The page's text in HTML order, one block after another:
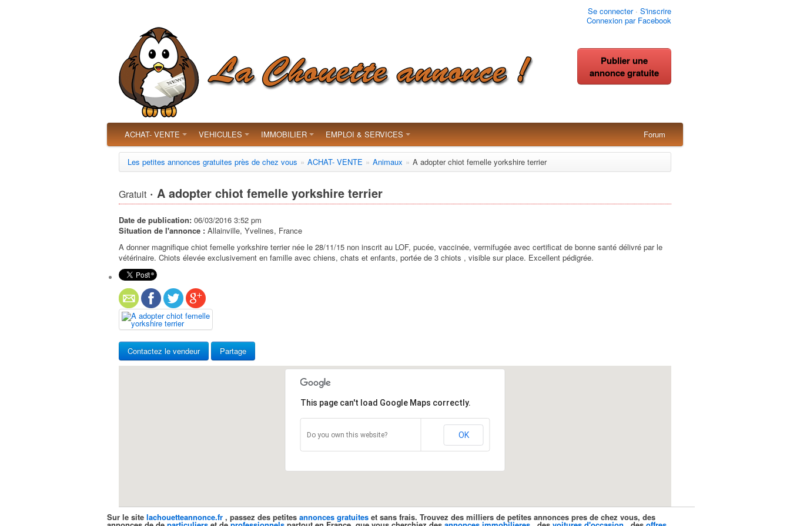
Se connecter· S'inscrire
Connexion par Facebook
Publier une
annonce gratuite
ACHAT- VENTE VEHICULES IMMOBILIER EMPLOI & SERVICES Forum
Les petites annonces gratuites près de chez vous » ACHAT- VENTE » Animaux » A adopter chiot femelle yorkshire terrier
Gratuit · A adopter chiot femelle yorkshire terrier
Date de publication: 06/03/2016 3:52 pm
Situation de l'annonce : Allainville, Yvelines, France
A donner magnifique chiot femelle yorkshire terrier née le 28/11/15 non inscrit au LOF, pucée, vaccinée, vermifugée avec certificat de bonne santé délivré par le
vétérinaire. Chiots élevée exclusivement en famille avec chiens, chats et enfants, portée de 3 chiots , visible sur place. Excellent pédigrée.
Contactez le vendeur Partage
This page can't load Google Maps correctly.
Do you own this website? OK
Sur le site lachouetteannonce.fr , passez des petites annonces gratuites et sans frais. Trouvez des milliers de petites annonces pres de chez vous, des